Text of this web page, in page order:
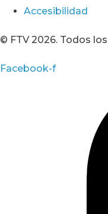
Accesibilidad
© FTV 2026. Todos
Facebook-f